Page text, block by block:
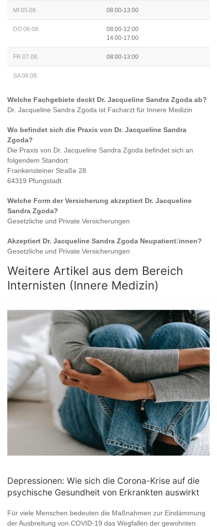
MI 05.08. 08:00-13:00
DO 06.08.
08:00-12:00
14:00-17:00
FR 07.08. 08:00-13:00
SA 08.08.
Welche Fachgebiete deckt Dr. Jacqueline Sandra Zgoda ab?
Dr. Jacqueline Sandra Zgoda ist Facharzt für Innere Medizin
Wo befindet sich die Praxis von Dr. Jacqueline Sandra
Zgoda?
Die Praxis von Dr. Jacqueline Sandra Zgoda befindet sich an
folgendem Standort:
Frankensteiner Straße 28
64319 Pfungstadt
Welche Form der Versicherung akzeptiert Dr. Jacqueline
Sandra Zgoda?
Gesetzliche und Private Versicherungen
Akzeptiert Dr. Jacqueline Sandra Zgoda Neupatient:innen?
Gesetzliche und Private Versicherungen
Weitere Artikel aus dem Bereich
Internisten (Innere Medizin)
Depressionen: Wie sich die Corona-Krise auf die
psychische Gesundheit von Erkrankten auswirkt
Für viele Menschen bedeuten die Maßnahmen zur Eindämmung
der Ausbreitung von COVID-19 das Wegfallen der gewohnten